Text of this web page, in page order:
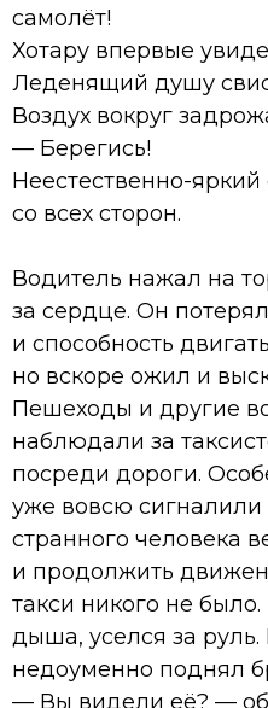
самолёт!
Хотару впервые
Леденящий душу
Воздух вокруг
— Берегись!
Неестественно-
со всех сторон.
Водитель нажал на
за сердце. Он
и способность
но вскоре ожил и
Пешеходы и другие
наблюдали за
посреди дороги.
уже вовсю сигналили
странного человека
и продолжить
такси никого не
дыша, уселся за
недоуменно поднял
— Вы видели её? —